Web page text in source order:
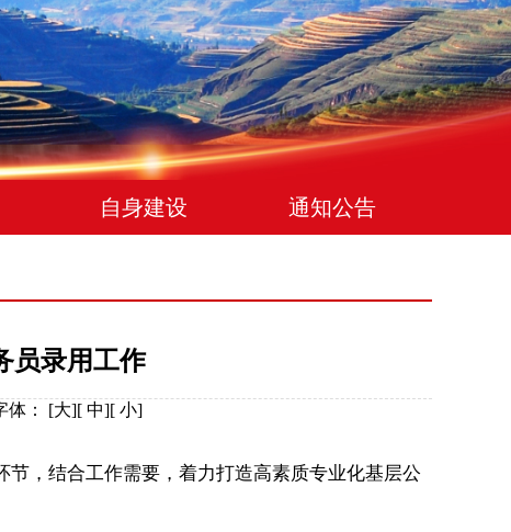
自身建设 通知公告
员录用工作
体： [大][ 中][ 小]
，结合工作需要，着力打造高素质专业化基层公